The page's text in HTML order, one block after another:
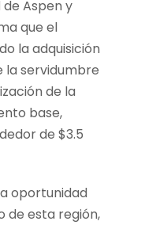
Aspen y
que el
la adquisición
la servidumbre
de la
base,
de $3.5
oportunidad
de esta región,